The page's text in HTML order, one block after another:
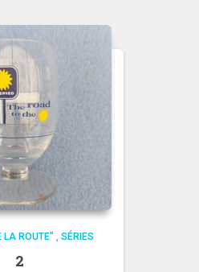
LA ROUTE" , SÉRIES
2